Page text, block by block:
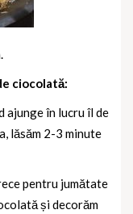
ciocolată:
ajunge în lucru îl de
lăsăm 2-3 minute
pentru jumătate
și decorăm